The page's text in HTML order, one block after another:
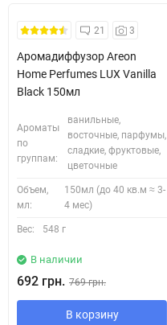
21 3
Аромадиффузор Areon
Home Perfumes LUX Vanilla
Black 150мл
Ароматы
по
группам:
ванильные,
восточные, парфумы,
сладкие, фруктовые,
цветочные
Объем,
мл:
150мл (до 40 кв.м ≈ 3-
4 мес)
Вес: 548 г
В наличии
692 грн. 769 грн.
В корзину